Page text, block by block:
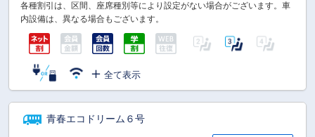
各種割引は、区間、座席種別等により設定がない場合がございます。車
内設備は、異なる場合もございます。
全て表示
青春エコドリーム６号